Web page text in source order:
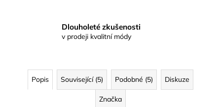
Dlouholeté zkušenosti
v prodeji kvalitní módy
Popis Související (5) Podobné (5) Diskuze
Značka